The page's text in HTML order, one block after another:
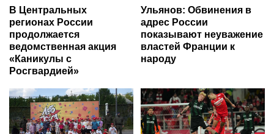
В Центральных
регионах России
продолжается
ведомственная акция
«Каникулы с
Росгвардией»
Ульянов: Обвинения в
адрес России
показывают неуважение
властей Франции к
народу